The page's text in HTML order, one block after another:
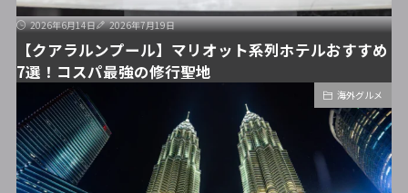
2026年6月14日 2026年7月19日
【クアラルンプール】マリオット系列ホテルおすすめ
7選！コスパ最強の修行聖地
海外グルメ